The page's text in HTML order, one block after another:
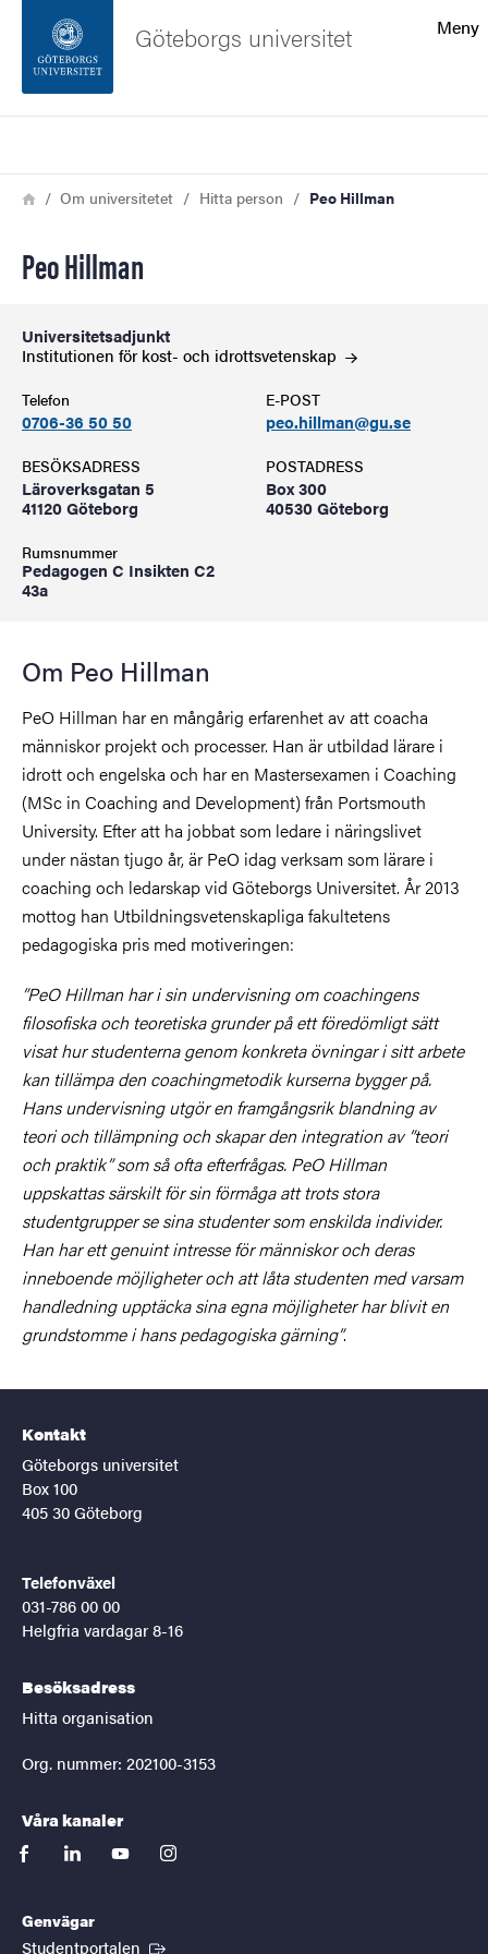
Sidfoten
Meny
Göteborgs universitet
Länkstig
HemOm universitetet Hitta person Peo Hillman
Peo Hillman
Universitetsadjunkt
Institutionen för kost- och idrottsvetenskap
Telefon
0706-36 50 50
E-POST
peo.hillman@gu.se
BESÖKSADRESS
Läroverksgatan 5
41120 Göteborg
Rumsnummer
Pedagogen C Insikten C2
43a
POSTADRESS
Box 300
40530 Göteborg
Om Peo Hillman
PeO Hillman har en mångårig erfarenhet av att coacha
människor projekt och processer. Han är utbildad lärare i
idrott och engelska och har en Mastersexamen i Coaching
(MSc in Coaching and Development) från Portsmouth
University. Efter att ha jobbat som ledare i näringslivet
under nästan tjugo år, är PeO idag verksam som lärare i
coaching och ledarskap vid Göteborgs Universitet. År 2013
mottog han Utbildningsvetenskapliga fakultetens
pedagogiska pris med motiveringen:
”PeO Hillman har i sin undervisning om coachingens
filosofiska och teoretiska grunder på ett föredömligt sätt
visat hur studenterna genom konkreta övningar i sitt arbete
kan tillämpa den coachingmetodik kurserna bygger på.
Hans undervisning utgör en framgångsrik blandning av
teori och tillämpning och skapar den integration av ”teori
och praktik” som så ofta efterfrågas. PeO Hillman
uppskattas särskilt för sin förmåga att trots stora
studentgrupper se sina studenter som enskilda individer.
Han har ett genuint intresse för människor och deras
inneboende möjligheter och att låta studenten med varsam
handledning upptäcka sina egna möjligheter har blivit en
grundstomme i hans pedagogiska gärning”.
Kontakt
Göteborgs universitet
Box 100
405 30 Göteborg
Telefonväxel
031-786 00 00
Helgfria vardagar 8-16
Besöksadress
Hitta organisation
Org. nummer: 202100-3153
Våra kanaler
facebooklinkedinyoutubeinstagram
Genvägar
Studentportalen (Extern länk)